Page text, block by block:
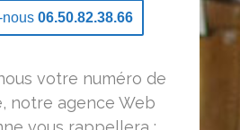
06.50.82.38.66
votre numéro de
notre agence Web